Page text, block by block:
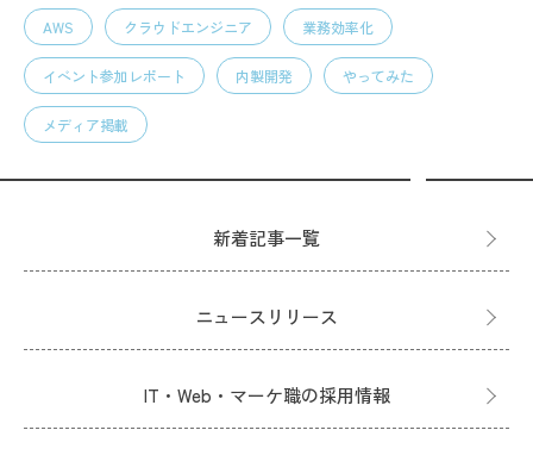
AWS クラウドエンジニア 業務効率化
イベント参加レポート 内製開発 やってみた
メディア掲載
新着記事一覧
ニュースリリース
IT・Web・マーケ職の採用情報